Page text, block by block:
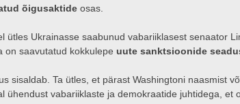
õigusaktide osas.
ütles Ukrainasse saabunud vabariiklasest senaator
on saavutatud kokkulepe uute sanktsioonide
sisaldab. Ta ütles, et pärast Washingtoni naasmist
ühendust vabariiklaste ja demokraatide juhtidega, et